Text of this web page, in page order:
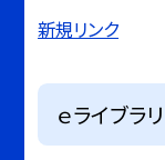
新規リンク
ｅライブラリ